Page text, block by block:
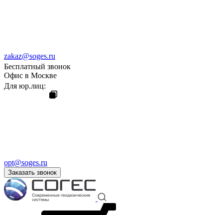
zakaz@soges.ru
Бесплатный звонок
Офис в Москве
Для юр.лиц:
opt@soges.ru
Заказать звонок